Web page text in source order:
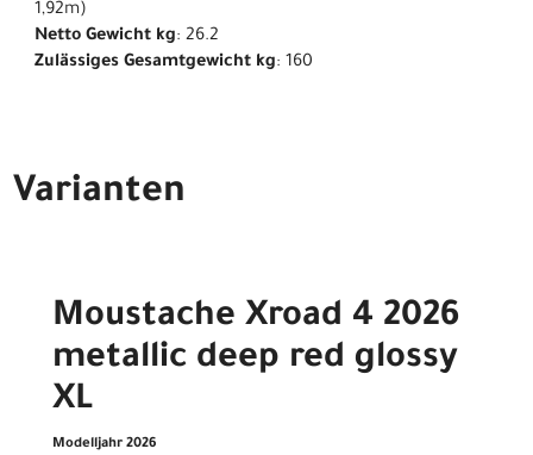
1,92m)
Netto Gewicht kg: 26.2
Zulässiges Gesamtgewicht kg: 160
Varianten
Moustache Xroad 4 2026
metallic deep red glossy
XL
Modelljahr 2026